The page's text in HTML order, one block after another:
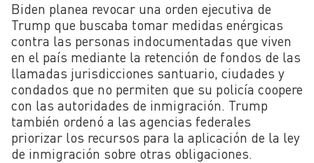
Biden planea revocar una orden ejecutiva de
Trump que buscaba tomar medidas enérgicas
contra las personas indocumentadas que viven
en el país mediante la retención de fondos de las
llamadas jurisdicciones santuario, ciudades y
condados que no permiten que su policía coopere
con las autoridades de inmigración. Trump
también ordenó a las agencias federales
priorizar los recursos para la aplicación de la ley
de inmigración sobre otras obligaciones.